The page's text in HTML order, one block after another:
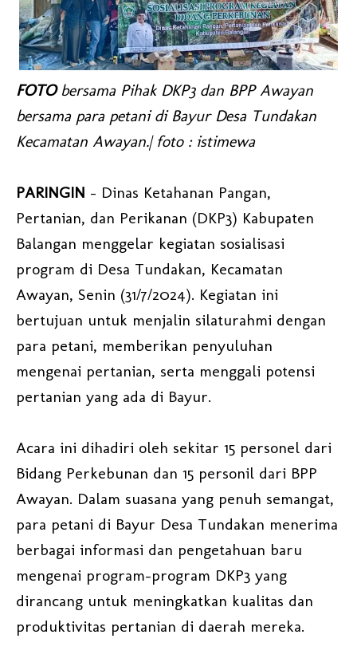
FOTObersama Pihak DKP3 dan BPP Awayan
bersama para petani di Bayur Desa Tundakan
Kecamatan Awayan.| foto : istimewa
PARINGIN - Dinas Ketahanan Pangan,
Pertanian, dan Perikanan (DKP3) Kabupaten
Balangan menggelar kegiatan sosialisasi
program di Desa Tundakan, Kecamatan
Awayan, Senin (31/7/2024). Kegiatan ini
bertujuan untuk menjalin silaturahmi dengan
para petani, memberikan penyuluhan
mengenai pertanian, serta menggali potensi
pertanian yang ada di Bayur.
Acara ini dihadiri oleh sekitar 15 personel dari
Bidang Perkebunan dan 15 personil dari BPP
Awayan. Dalam suasana yang penuh semangat,
para petani di Bayur Desa Tundakan menerima
berbagai informasi dan pengetahuan baru
mengenai program-program DKP3 yang
dirancang untuk meningkatkan kualitas dan
produktivitas pertanian di daerah mereka.